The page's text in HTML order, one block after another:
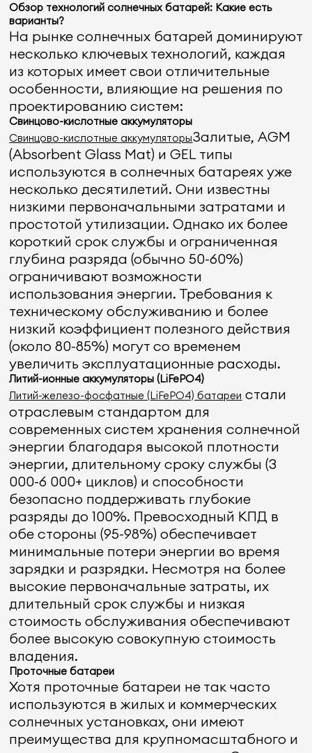
Обзор технологий солнечных батарей: Какие есть
варианты?
На рынке солнечных батарей доминируют
несколько ключевых технологий, каждая
из которых имеет свои отличительные
особенности, влияющие на решения по
проектированию систем:
Свинцово-кислотные аккумуляторы
Свинцово-кислотные аккумуляторыЗалитые, AGM
(Absorbent Glass Mat) и GEL типы
используются в солнечных батареях уже
несколько десятилетий. Они известны
низкими первоначальными затратами и
простотой утилизации. Однако их более
короткий срок службы и ограниченная
глубина разряда (обычно 50-60%)
ограничивают возможности
использования энергии. Требования к
техническому обслуживанию и более
низкий коэффициент полезного действия
(около 80-85%) могут со временем
увеличить эксплуатационные расходы.
Литий-ионные аккумуляторы (LiFePO4)
Литий-железо-фосфатные (LiFePO4) батареи стали
отраслевым стандартом для
современных систем хранения солнечной
энергии благодаря высокой плотности
энергии, длительному сроку службы (3
000-6 000+ циклов) и способности
безопасно поддерживать глубокие
разряды до 100%. Превосходный КПД в
обе стороны (95-98%) обеспечивает
минимальные потери энергии во время
зарядки и разрядки. Несмотря на более
высокие первоначальные затраты, их
длительный срок службы и низкая
стоимость обслуживания обеспечивают
более высокую совокупную стоимость
владения.
Проточные батареи
Хотя проточные батареи не так часто
используются в жилых и коммерческих
солнечных установках, они имеют
преимущества для крупномасштабного и